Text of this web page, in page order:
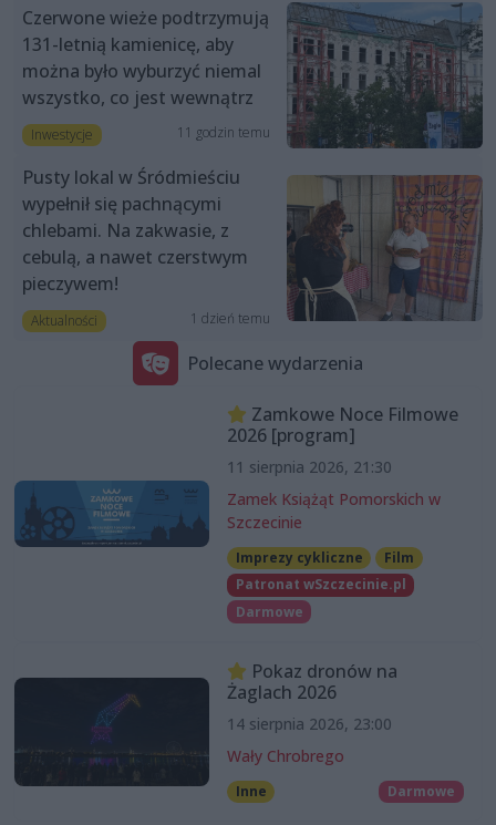
Czerwone wieże podtrzymują
131-letnią kamienicę, aby
można było wyburzyć niemal
wszystko, co jest wewnątrz
Inwestycje 11 godzin temu
Pusty lokal w Śródmieściu
wypełnił się pachnącymi
chlebami. Na zakwasie, z
cebulą, a nawet czerstwym
pieczywem!
Aktualności 1 dzień temu
Polecane wydarzenia
Zamkowe Noce Filmowe
2026 [program]
11 sierpnia 2026, 21:30
Zamek Książąt Pomorskich w
Szczecinie
Imprezy cykliczne
Film
Patronat wSzczecinie.pl
Darmowe
Pokaz dronów na
Żaglach 2026
14 sierpnia 2026, 23:00
Wały Chrobrego
Inne Darmowe